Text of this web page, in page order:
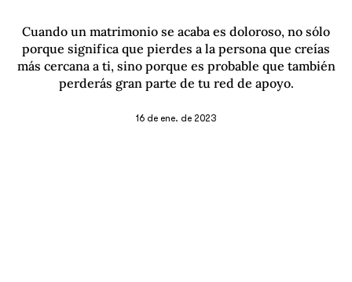
Cuando un matrimonio se acaba es doloroso, no sólo
porque significa que pierdes a la persona que creías
más cercana a ti, sino porque es probable que también
perderás gran parte de tu red de apoyo.
16 de ene. de 2023